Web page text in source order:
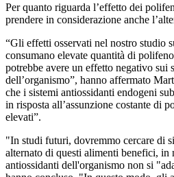
Per quanto riguarda l’effetto dei
prendere in considerazione anche
“Gli effetti osservati nel nostro studio
consumano elevate quantità di
potrebbe avere un effetto negativo sui
dell’organismo”, hanno affermato
che i sistemi antiossidanti endogeni
in risposta all’assunzione costante di
elevati”.
"In studi futuri, dovremmo cercare di
alternato di questi alimenti benefici, in
antiossidanti dell'organismo non si